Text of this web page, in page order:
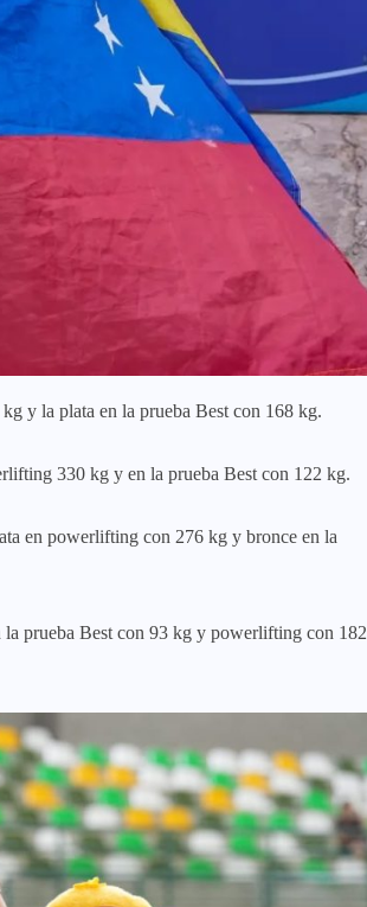
y la plata en la prueba Best con 168 kg.
330 kg y en la prueba Best con 122 kg.
en powerlifting con 276 kg y bronce en la
prueba Best con 93 kg y powerlifting con 182